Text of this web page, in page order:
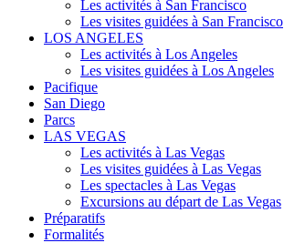
Les activités à San Francisco
Les visites guidées à San Francisco
LOS ANGELES
Les activités à Los Angeles
Les visites guidées à Los Angeles
Pacifique
San Diego
Parcs
LAS VEGAS
Les activités à Las Vegas
Les visites guidées à Las Vegas
Les spectacles à Las Vegas
Excursions au départ de Las Vegas
Préparatifs
Formalités